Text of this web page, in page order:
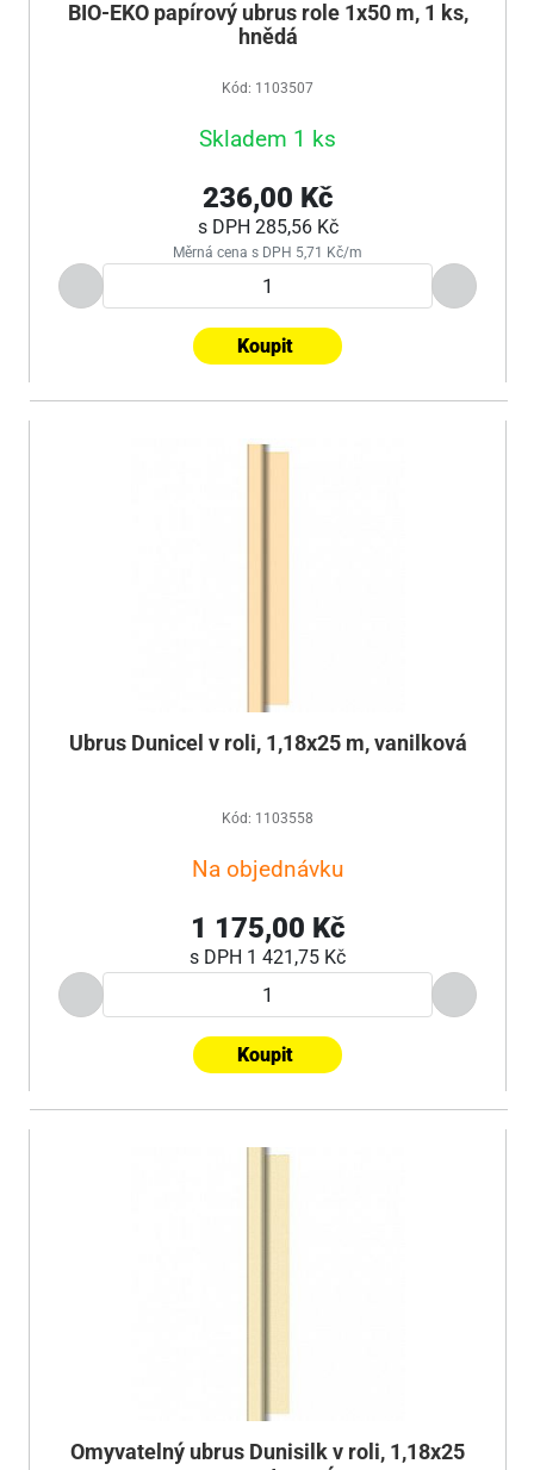
BIO-EKO papírový ubrus role 1x50 m, 1 ks,
hnědá
Kód: 1103507
Skladem 1 ks
236,00 Kč
s DPH 285,56 Kč
Měrná cena s DPH 5,71 Kč/m
Koupit
Ubrus Dunicel v roli, 1,18x25 m, vanilková
Kód: 1103558
Na objednávku
1 175,00 Kč
s DPH 1 421,75 Kč
Koupit
Omyvatelný ubrus Dunisilk v roli, 1,18x25